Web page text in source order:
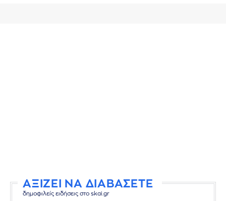
ΑΞΙΖΕΙ ΝΑ ΔΙΑΒΑΣΕΤΕ
δημοφιλείς ειδήσεις στο skai.gr